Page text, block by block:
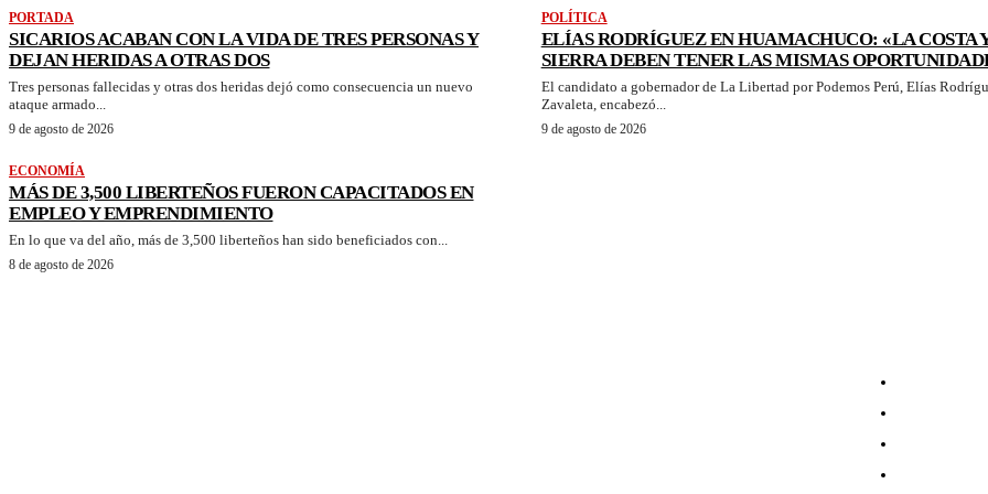
PORTADA
SICARIOS ACABAN CON LA VIDA DE TRES PERSONAS Y
DEJAN HERIDAS A OTRAS DOS
Tres personas fallecidas y otras dos heridas dejó como consecuencia un nuevo
ataque armado...
9 de agosto de 2026
POLÍTICA
ELÍAS RODRÍGUEZ EN HUAMACHUCO: «LA COSTA
SIERRA DEBEN TENER LAS MISMAS
El candidato a gobernador de La Libertad por Podemos Perú, Elías
Zavaleta, encabezó...
9 de agosto de 2026
ECONOMÍA
MÁS DE 3,500 LIBERTEÑOS FUERON CAPACITADOS EN
EMPLEO Y EMPRENDIMIENTO
En lo que va del año, más de 3,500 liberteños han sido beneficiados con...
8 de agosto de 2026